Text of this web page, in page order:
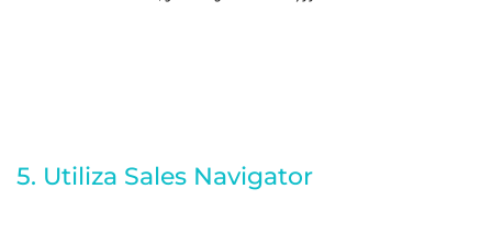
5. Utiliza Sales Navigator